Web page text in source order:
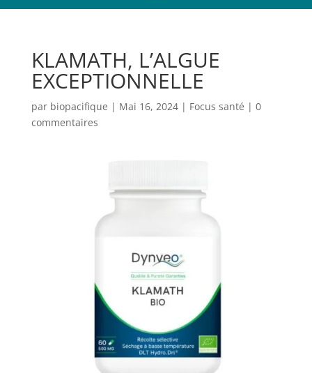
KLAMATH, L’ALGUE
EXCEPTIONNELLE
par biopacifique | Mai 16, 2024| Focus santé | 0
commentaires